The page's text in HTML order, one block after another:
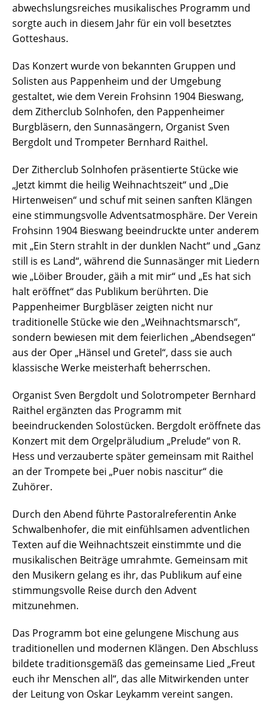
abwechslungsreiches musikalisches Programm und
sorgte auch in diesem Jahr für ein voll besetztes
Gotteshaus.
Das Konzert wurde von bekannten Gruppen und
Solisten aus Pappenheim und der Umgebung
gestaltet, wie dem Verein Frohsinn 1904 Bieswang,
dem Zitherclub Solnhofen, den Pappenheimer
Burgbläsern, den Sunnasängern, Organist Sven
Bergdolt und Trompeter Bernhard Raithel.
Der Zitherclub Solnhofen präsentierte Stücke wie
„Jetzt kimmt die heilig Weihnachtszeit“ und „Die
Hirtenweisen“ und schuf mit seinen sanften Klängen
eine stimmungsvolle Adventsatmosphäre. Der Verein
Frohsinn 1904 Bieswang beeindruckte unter anderem
mit „Ein Stern strahlt in der dunklen Nacht“ und „Ganz
still is es Land“, während die Sunnasänger mit Liedern
wie „Löiber Brouder, gäih a mit mir“ und „Es hat sich
halt eröffnet“ das Publikum berührten. Die
Pappenheimer Burgbläser zeigten nicht nur
traditionelle Stücke wie den „Weihnachtsmarsch“,
sondern bewiesen mit dem feierlichen „Abendsegen“
aus der Oper „Hänsel und Gretel“, dass sie auch
klassische Werke meisterhaft beherrschen.
Organist Sven Bergdolt und Solotrompeter Bernhard
Raithel ergänzten das Programm mit
beeindruckenden Solostücken. Bergdolt eröffnete das
Konzert mit dem Orgelpräludium „Prelude“ von R.
Hess und verzauberte später gemeinsam mit Raithel
an der Trompete bei „Puer nobis nascitur“ die
Zuhörer.
Durch den Abend führte Pastoralreferentin Anke
Schwalbenhofer, die mit einfühlsamen adventlichen
Texten auf die Weihnachtszeit einstimmte und die
musikalischen Beiträge umrahmte. Gemeinsam mit
den Musikern gelang es ihr, das Publikum auf eine
stimmungsvolle Reise durch den Advent
mitzunehmen.
Das Programm bot eine gelungene Mischung aus
traditionellen und modernen Klängen. Den Abschluss
bildete traditionsgemäß das gemeinsame Lied „Freut
euch ihr Menschen all“, das alle Mitwirkenden unter
der Leitung von Oskar Leykamm vereint sangen.